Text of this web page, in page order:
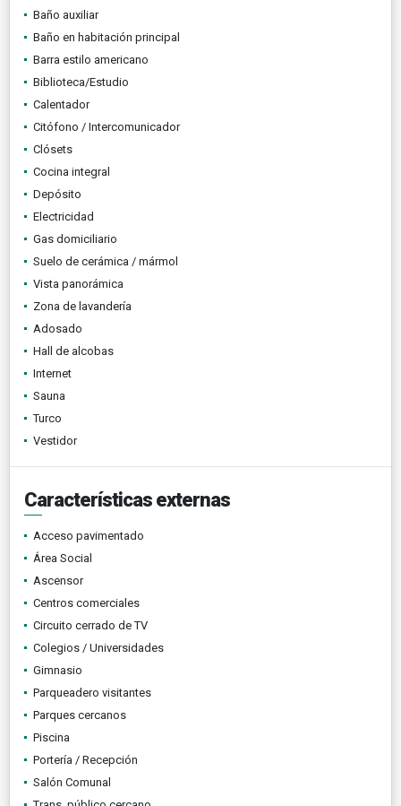
Baño auxiliar
Baño en habitación principal
Barra estilo americano
Biblioteca/Estudio
Calentador
Citófono / Intercomunicador
Clósets
Cocina integral
Depósito
Electricidad
Gas domiciliario
Suelo de cerámica / mármol
Vista panorámica
Zona de lavandería
Adosado
Hall de alcobas
Internet
Sauna
Turco
Vestidor
Características externas
Acceso pavimentado
Área Social
Ascensor
Centros comerciales
Circuito cerrado de TV
Colegios / Universidades
Gimnasio
Parqueadero visitantes
Parques cercanos
Piscina
Portería / Recepción
Salón Comunal